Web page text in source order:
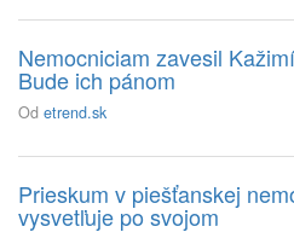
Nemocniciam zavesil
Bude ich pánom
Od etrend.sk
Prieskum v piešťanskej
vysvetľuje po svojom